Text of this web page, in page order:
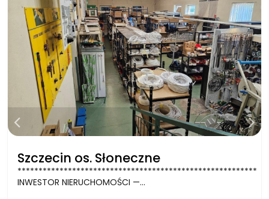
Szczecin os. Słoneczne
*********************************************************
INWESTOR NIERUCHOMOŚCI —…